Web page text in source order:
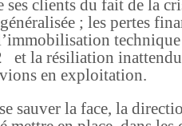
ses clients du fait de la
; les pertes
et la résiliation
en exploitation.
sauver la face, la